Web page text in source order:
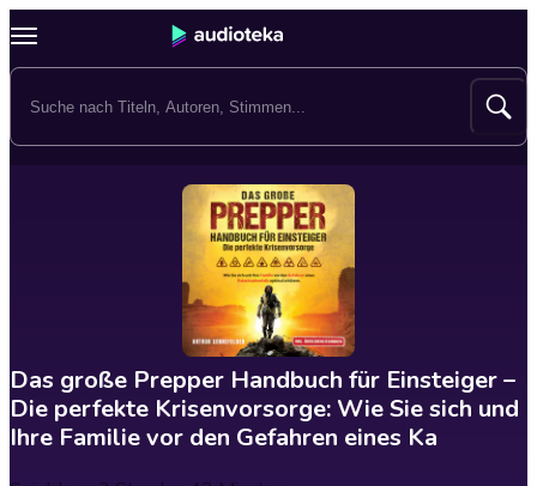
Das große Prepper Handbuch für Einsteiger –
Die perfekte Krisenvorsorge: Wie Sie sich und
Ihre Familie vor den Gefahren eines Ka